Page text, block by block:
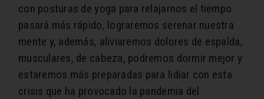
con posturas de yoga para relajarnos el tiempo
pasará más rápido, lograremos serenar nuestra
mente y, además, aliviaremos dolores de espalda,
musculares, de cabeza, podremos dormir mejor y
estaremos más preparadas para lidiar con esta
crisis que ha provocado la pandemia del